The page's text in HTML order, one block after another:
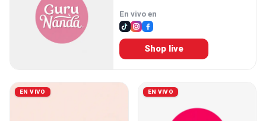
En vivo en
Shop live
EN VIVO EN VIVO